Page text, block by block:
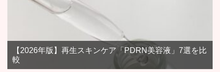
【2026年版】再生スキンケア「PDRN美容液」7選を比
較